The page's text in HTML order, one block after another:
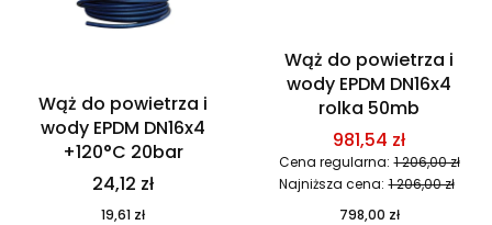
Wąż do powietrza i
wody EPDM DN16x4
+120°C 20bar
24,12 zł
19,61 zł
Wąż do powietrza i
wody EPDM DN16x4
rolka 50mb
981,54 zł
Cena regularna: 1 206,00 zł
Najniższa cena: 1 206,00 zł
798,00 zł